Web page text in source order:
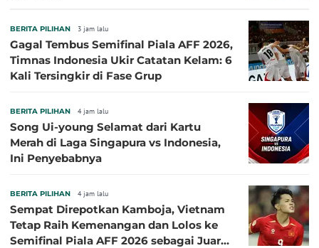
BERITA PILIHAN 3 jam lalu
Gagal Tembus Semifinal Piala AFF 2026,
Timnas Indonesia Ukir Catatan Kelam: 6
Kali Tersingkir di Fase Grup
BERITA PILIHAN 4 jam lalu
Song Ui-young Selamat dari Kartu
Merah di Laga Singapura vs Indonesia,
Ini Penyebabnya
BERITA PILIHAN 4 jam lalu
Sempat Direpotkan Kamboja, Vietnam
Tetap Raih Kemenangan dan Lolos ke
Semifinal Piala AFF 2026 sebagai Juara